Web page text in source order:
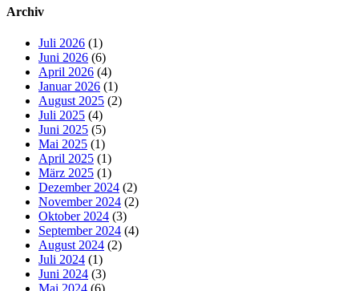
Archiv
Juli 2026 (1)
Juni 2026 (6)
April 2026 (4)
Januar 2026 (1)
August 2025 (2)
Juli 2025 (4)
Juni 2025 (5)
Mai 2025 (1)
April 2025 (1)
März 2025 (1)
Dezember 2024 (2)
November 2024 (2)
Oktober 2024 (3)
September 2024 (4)
August 2024 (2)
Juli 2024 (1)
Juni 2024 (3)